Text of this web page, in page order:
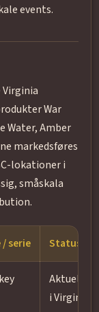
events.
War
Water, Amber
markedsføres
lokationer i
småskala
serie Status
Aktuel;
i Virginia